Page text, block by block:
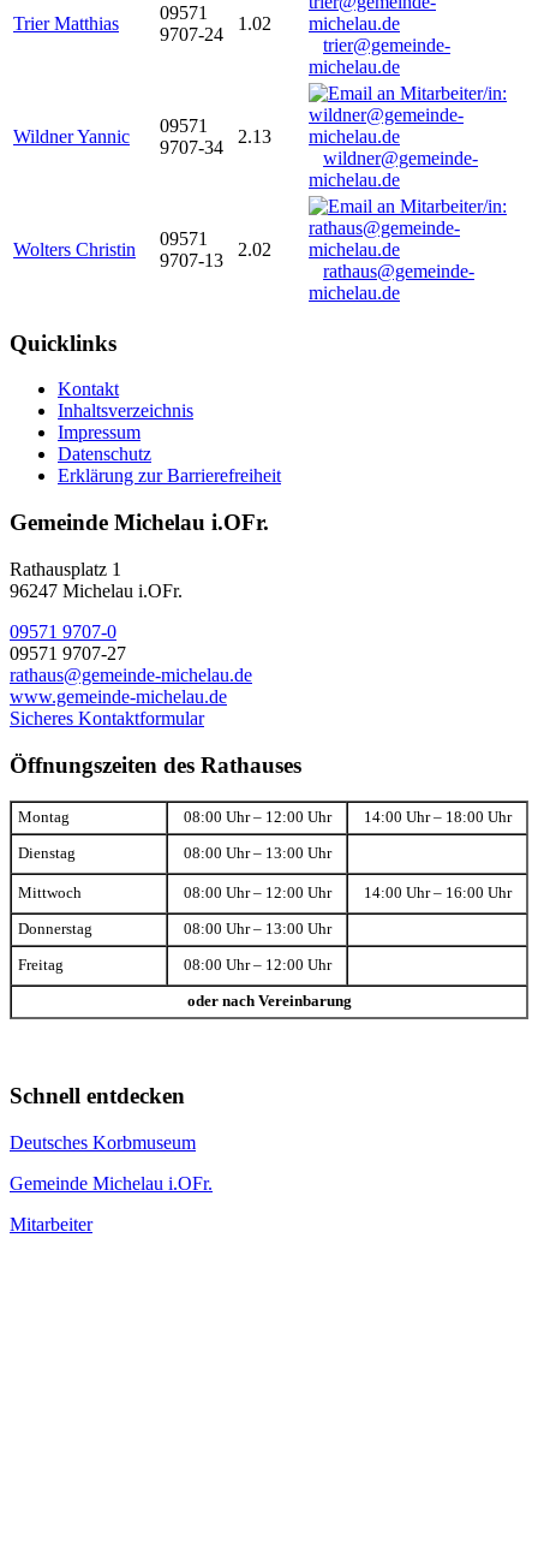
Trier Matthias
09571
9707-24
1.02
trier@gemeinde-
michelau.de
Wildner Yannic
09571
9707-34
2.13
wildner@gemeinde-
michelau.de
Wolters Christin
09571
9707-13
2.02
rathaus@gemeinde-
michelau.de
Quicklinks
Kontakt
Inhaltsverzeichnis
Impressum
Datenschutz
Erklärung zur Barrierefreiheit
Gemeinde Michelau i.OFr.
Rathausplatz 1
96247 Michelau i.OFr.
09571 9707-0
09571 9707-27
rathaus@gemeinde-michelau.de
www.gemeinde-michelau.de
Sicheres Kontaktformular
Öffnungszeiten des Rathauses
Montag 08:00 Uhr – 12:00 Uhr 14:00 Uhr – 18:00 Uhr
Dienstag 08:00 Uhr – 13:00 Uhr
Mittwoch 08:00 Uhr – 12:00 Uhr 14:00 Uhr – 16:00 Uhr
Donnerstag 08:00 Uhr – 13:00 Uhr
Freitag 08:00 Uhr – 12:00 Uhr
oder nach Vereinbarung
Schnell entdecken
Deutsches Korbmuseum
Gemeinde Michelau i.OFr.
Mitarbeiter